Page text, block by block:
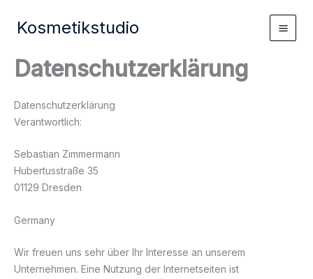
InhaltKosmetikstudio
Datenschutzerklärung
Datenschutzerklärung
Verantwortlich:
Sebastian Zimmermann
Hubertusstraße 35
01129 Dresden
Germany
Wir freuen uns sehr über Ihr Interesse an unserem
Unternehmen. Eine Nutzung der Internetseiten ist